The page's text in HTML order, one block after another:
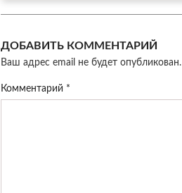
ДОБАВИТЬ КОММЕНТАРИЙ
Ваш адрес email не будет опубликован.
Комментарий *